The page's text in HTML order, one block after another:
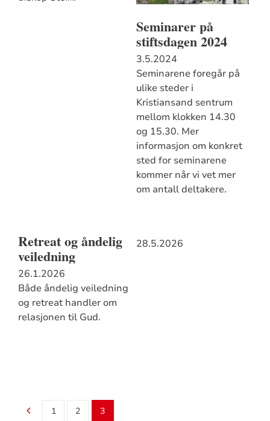
Seminarer på
stiftsdagen 2024
3.5.2024
Seminarene foregår på
ulike steder i
Kristiansand sentrum
mellom klokken 14.30
og 15.30. Mer
informasjon om konkret
sted for seminarene
kommer når vi vet mer
om antall deltakere.
Retreat og åndelig
veiledning
26.1.2026
Både åndelig veiledning
og retreat handler om
relasjonen til Gud.
28.5.2026
1 2 3